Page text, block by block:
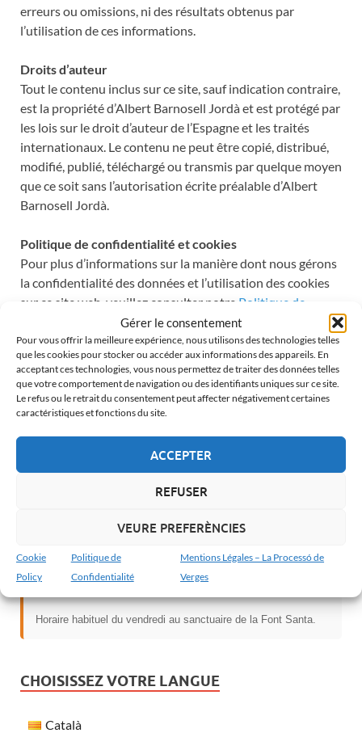
Gérer le consentement
Pour vous offrir la meilleure expérience, nous utilisons des technologies telles
que les cookies pour stocker ou accéder aux informations des appareils. En
acceptant ces technologies, vous nous permettez de traiter des données telles
que votre comportement de navigation ou des identifiants uniques sur ce site.
Le refus ou le retrait du consentement peut affecter négativement certaines
caractéristiques et fonctions du site.
ACCEPTER
REFUSER
VEURE PREFERÈNCIES
Cookie
Policy
Politique de
Confidentialité
Mentions Légales – La Processó de
Verges
erreurs ou omissions, ni des résultats obtenus par
l’utilisation de ces informations.
Droits d’auteur
Tout le contenu inclus sur ce site, sauf indication contraire,
est la propriété d’Albert Barnosell Jordà et est protégé par
les lois sur le droit d’auteur de l’Espagne et les traités
internationaux. Le contenu ne peut être copié, distribué,
modifié, publié, téléchargé ou transmis par quelque moyen
que ce soit sans l’autorisation écrite préalable d’Albert
Barnosell Jordà.
Politique de confidentialité et cookies
Pour plus d’informations sur la manière dont nous gérons
la confidentialité des données et l’utilisation des cookies
sur ce site web, veuillez consulter notre Politique de
et notre Politique de Cookies
(Total de visites 28, 1 visites avui)
LA SEMAINE SAINTE À VERGES
Date :25 mars 2027
230 jours avant le prochain Jeudi Saint
Vendredi 7 Août
Horaire habituel du vendredi au sanctuaire de la Font Santa.
CHOISISSEZ VOTRE LANGUE
Català